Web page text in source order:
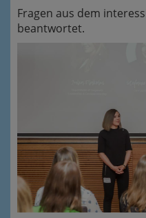
Fragen aus dem
beantwortet.